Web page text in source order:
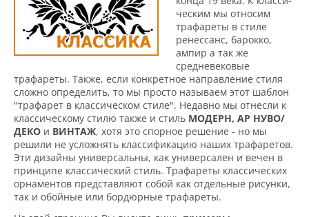
ческим мы относим
трафареты в стиле
ренессанс, барокко,
ампир а так же
средневековые
трафареты. Также, если конкретное направление стиля
сложно определить, то мы просто называем этот шаблон
"трафарет в классическом стиле". Недавно мы отнесли к
классическому стилю также и стиль МОДЕРН, АР НУВО/
ДЕКО и ВИНТАЖ, хотя это спорное решение - но мы
решили не усложнять классификацию наших трафаретов.
Эти дизайны универсальны, как универсален и вечен в
принципе классический стиль. Трафареты классических
орнаментов представляют собой как отдельные рисунки,
так и обойные или бордюрные трафареты.